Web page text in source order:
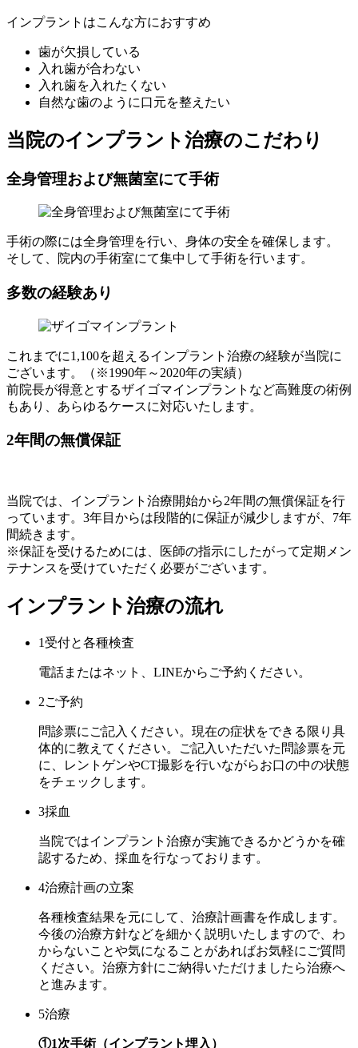
インプラントはこんな方におすすめ
歯が欠損している
入れ歯が合わない
入れ歯を入れたくない
自然な歯のように口元を整えたい
当院のインプラント治療のこだわり
全身管理および無菌室にて手術
手術の際には全身管理を行い、身体の安全を確保します。
そして、院内の手術室にて集中して手術を行います。
多数の経験あり
これまでに1,100を超えるインプラント治療の経験が当院に
ございます。（※1990年～2020年の実績）
前院長が得意とするザイゴマインプラントなど高難度の術例
もあり、あらゆるケースに対応いたします。
2年間の無償保証
当院では、インプラント治療開始から2年間の無償保証を行
っています。3年目からは段階的に保証が減少しますが、7年
間続きます。
※保証を受けるためには、医師の指示にしたがって定期メン
テナンスを受けていただく必要がございます。
インプラント治療の流れ
1 受付と各種検査
電話またはネット、LINEからご予約ください。
2ご予約
問診票にご記入ください。現在の症状をできる限り具
体的に教えてください。ご記入いただいた問診票を元
に、レントゲンやCT撮影を行いながらお口の中の状態
をチェックします。
3採血
当院ではインプラント治療が実施できるかどうかを確
認するため、採血を行なっております。
4治療計画の立案
各種検査結果を元にして、治療計画書を作成します。
今後の治療方針などを細かく説明いたしますので、わ
からないことや気になることがあればお気軽にご質問
ください。治療方針にご納得いただけましたら治療へ
と進みます。
5治療
①1次手術（インプラント埋入）